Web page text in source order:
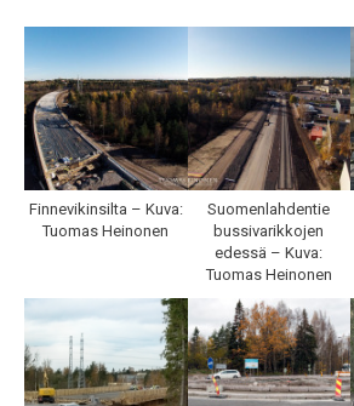
Finnevikinsilta – Kuva:
Tuomas Heinonen
Suomenlahdentie
bussivarikkojen
edessä – Kuva:
Tuomas Heinonen